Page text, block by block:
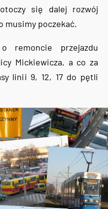
się dalej rozwój
musimy poczekać.
remoncie przejazdu
Mickiewicza, a co za
linii 9, 12, 17 do pętli